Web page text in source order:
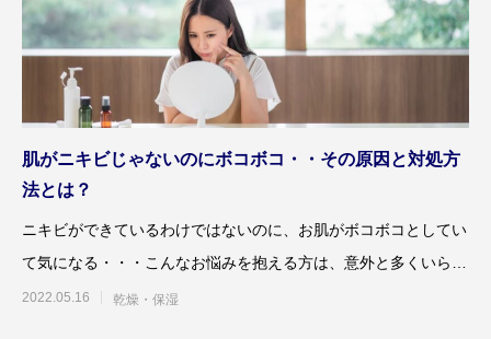
肌がニキビじゃないのにボコボコ・・その原因と対処方
法とは？
ニキビができているわけではないのに、お肌がボコボコとしてい
て気になる・・・こんなお悩みを抱える方は、意外と多くいらっ
しゃるようです。凹凸
2022.05.16 乾燥・保湿